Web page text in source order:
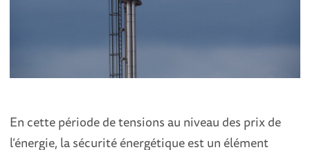
En cette période de tensions au niveau des prix de
l’énergie, la sécurité énergétique est un élément